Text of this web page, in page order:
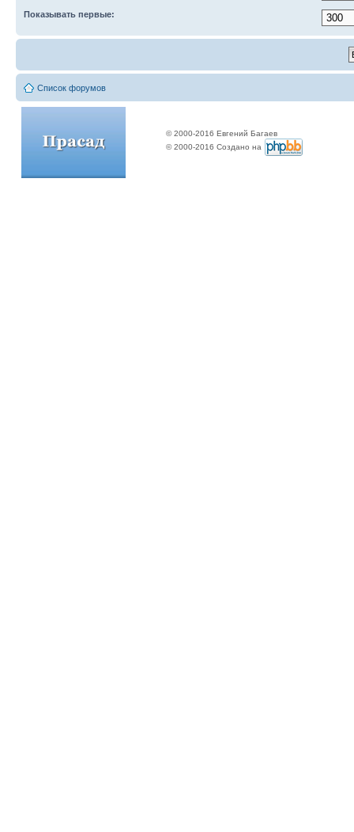
Показывать первые:
Список форумов
© 2000-2016 Евгений Багаев
© 2000-2016 Создано на